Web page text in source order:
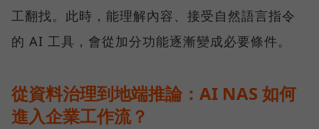
工翻找。此時，能理解內容、接受自然語言指令
的 AI 工具，會從加分功能逐漸變成必要條件。
從資料治理到地端推論：AI NAS 如何
進入企業工作流？